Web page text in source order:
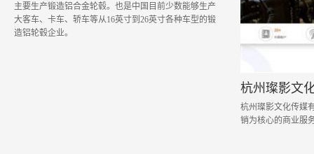
主要生产锻造铝合金轮毂。也是中国目前少数能够生产
大客车、卡车、轿车等从16英寸到26英寸各种车型的锻
造铝轮毂企业。
杭州璨影文
杭州璨影文化传媒
销为核心的商业服